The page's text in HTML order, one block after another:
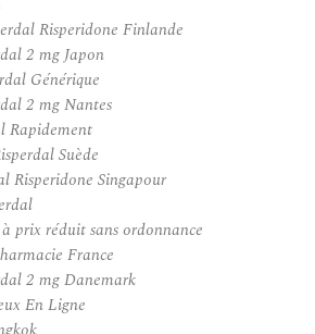
Risperidone Finlande
2 mg Japon
Générique
2 mg Nantes
Rapidement
Suède
Risperidone Singapour
prix réduit sans ordonnance
France
2 mg Danemark
En Ligne